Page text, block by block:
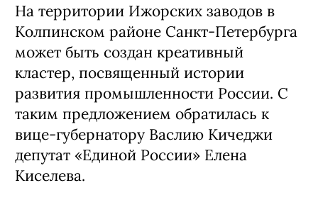
На территории Ижорских заводов в
Колпинском районе Санкт-Петербурга
может быть создан креативный
кластер, посвященный истории
развития промышленности России. С
таким предложением обратилась к
вице-губернатору Васлию Кичеджи
депутат «Единой России» Елена
Киселева.